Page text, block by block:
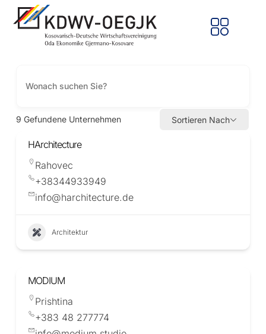
9 Gefundene Unternehmen Sortieren Nach
HArchitecture
Rahovec
+38344933949
info@harchitecture.de
Architektur
MODIUM
Prishtina
+383 48 277774